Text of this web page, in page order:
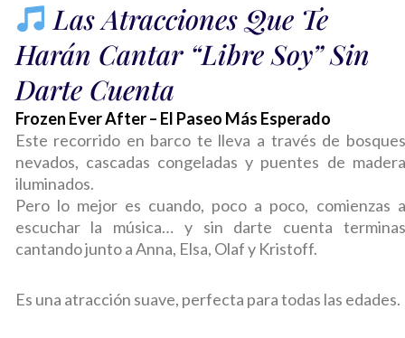
Las Atracciones Que Te
Harán Cantar “Libre Soy” Sin
Darte Cuenta
Frozen Ever After – El Paseo Más Esperado
Este recorrido en barco te lleva a través de bosques
nevados, cascadas congeladas y puentes de madera
iluminados.
Pero lo mejor es cuando, poco a poco, comienzas a
escuchar la música… y sin darte cuenta terminas
cantando junto a Anna, Elsa, Olaf y Kristoff.
Es una atracción suave, perfecta para todas las edades.